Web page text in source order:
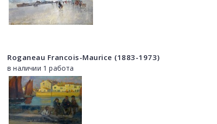
Roganeau Francois-Maurice (1883-1973)
в наличии 1 работа